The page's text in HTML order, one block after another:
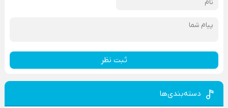
ثبت نظر
دسته‌بندی‌ها